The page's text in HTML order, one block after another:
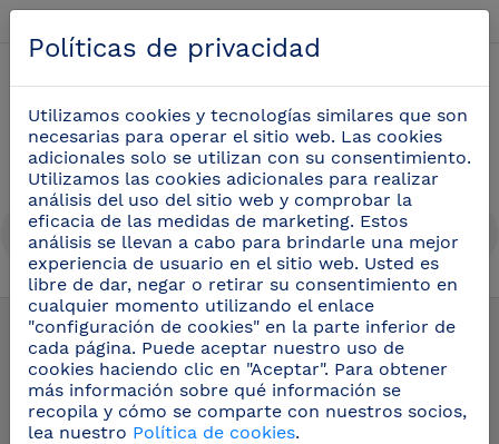
Productos para la heladería (18)
Políticas de privacidad
Utilizamos cookies y tecnologías similares que son
necesarias para operar el sitio web. Las cookies
adicionales solo se utilizan con su consentimiento.
Utilizamos las cookies adicionales para realizar
análisis del uso del sitio web y comprobar la
eficacia de las medidas de marketing. Estos
análisis se llevan a cabo para brindarle una mejor
experiencia de usuario en el sitio web. Usted es
libre de dar, negar o retirar su consentimiento en
cualquier momento utilizando el enlace
"configuración de cookies" en la parte inferior de
cada página. Puede aceptar nuestro uso de
cookies haciendo clic en "Aceptar". Para obtener
más información sobre qué información se
recopila y cómo se comparte con nuestros socios,
lea nuestro Política de cookies.